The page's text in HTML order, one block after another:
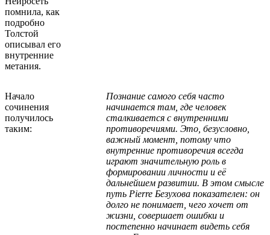
помнила, как
подробно
Толстой
описывал его
внутренние
метания.
Начало
сочинения
получилось
таким:
Познание самого себя часто
начинается там, где человек
сталкивается с внутренними
противоречиями. Это, безусловно,
важный момент, потому что
внутренние противоречия всегда
играют значительную роль в
формировании личности и её
дальнейшем развитии. В этом смысле
путь Pierre Безухова показателен: он
долго не понимает, чего хочет от
жизни, совершает ошибки и
постепенно начинает видеть себя